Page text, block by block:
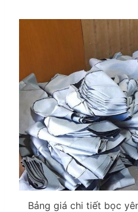
Bảng giá chi tiết bọc